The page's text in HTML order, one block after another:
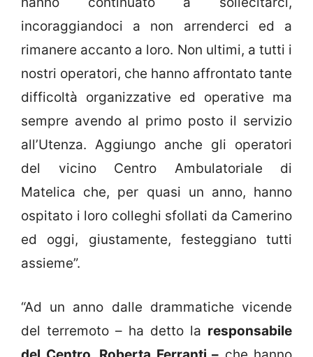
incoraggiandoci a non arrenderci ed a
rimanere accanto a loro. Non ultimi, a tutti i
nostri operatori, che hanno affrontato tante
difficoltà organizzative ed operative ma
sempre avendo al primo posto il servizio
all’Utenza. Aggiungo anche gli operatori
del vicino Centro Ambulatoriale di
Matelica che, per quasi un anno, hanno
ospitato i loro colleghi sfollati da Camerino
ed oggi, giustamente, festeggiano tutti
assieme”.
“Ad un anno dalle drammatiche vicende
del terremoto – ha detto la responsabile